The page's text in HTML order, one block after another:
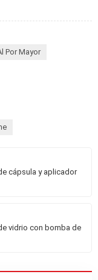
Por Mayor
cápsula y aplicador
vidrio con bomba de